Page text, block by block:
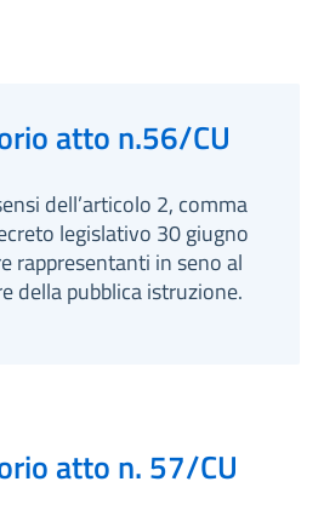
atto n.56/CU
dell’articolo 2, comma
legislativo 30 giugno
rappresentanti in seno al
della pubblica istruzione.
atto n. 57/CU